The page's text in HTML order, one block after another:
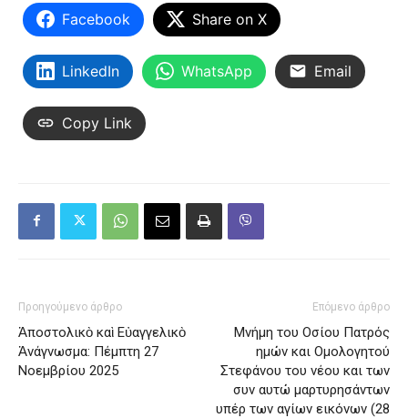
Facebook Share on X
LinkedIn WhatsApp Email
Copy Link
Προηγούμενο άρθρο
Ἀποστολικὸ καὶ Εὐαγγελικὸ
Ἀνάγνωσμα: Πέμπτη 27
Νοεμβρίου 2025
Επόμενο άρθρο
Μνήμη του Oσίου Πατρός
ημών και Oμολογητού
Στεφάνου του νέου και των
συν αυτώ μαρτυρησάντων
υπέρ των αγίων εικόνων (28